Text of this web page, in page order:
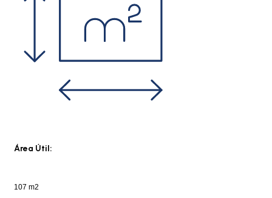
Área Útil:
107 m2